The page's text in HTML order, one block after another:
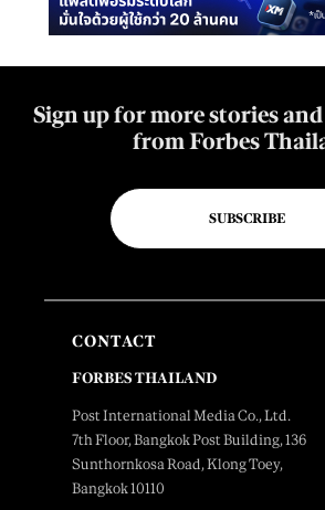
Sign up for more stories
from Forbes
SUBSCRIBE
CONTACT
FORBES THAILAND
Post International Media Co., Ltd.
7th Floor, Bangkok Post Building, 136
Sunthornkosa Road, Klong Toey,
Bangkok 10110